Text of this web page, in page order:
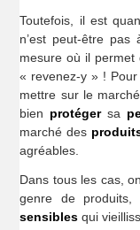
Toutefois, il est
n’est peut-être
mesure où il permet
« revenez-y » !
mettre sur le
bien protégersa
marché des
agréables.
Dans tous les cas,
genre de produits,
sensibles qui